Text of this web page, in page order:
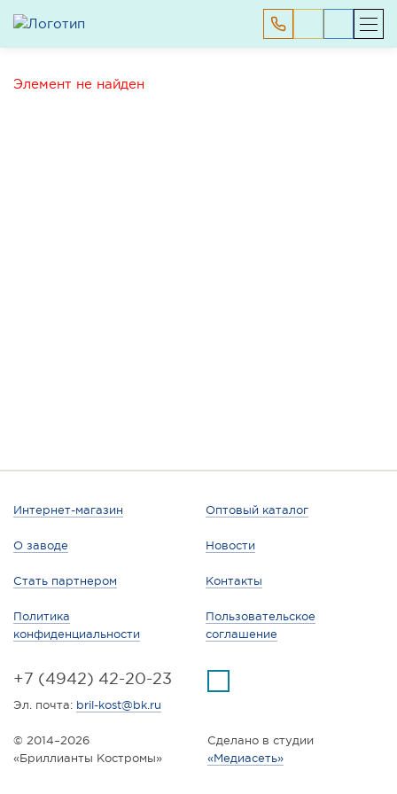
Элемент не найден
+7 (4942) 42-20-23
Эл. почта: bril-kost@bk.ru
© 2014–2026
«Бриллианты Костромы»
Интернет-магазин Оптовый каталог
О заводе Новости
Стать партнером Контакты
Политика
конфиденциальности
Пользовательское
соглашение
Сделано в студии
«Медиасеть»